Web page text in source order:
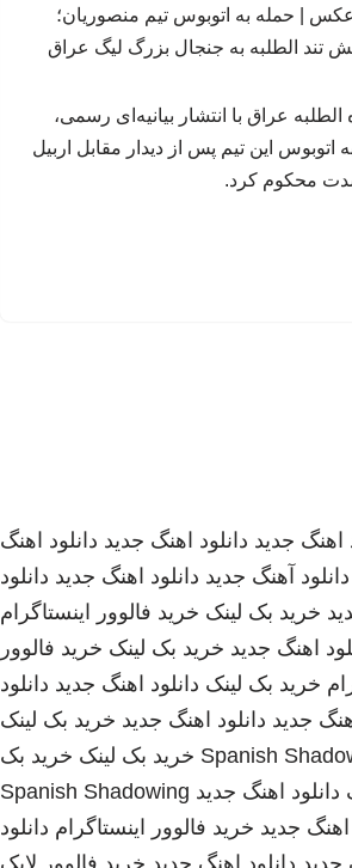
الطلبه عراق با انتشار بیانیه‌ای رسمی،
اتوبوس این تیم پس از دیدار مقابل اربیل
محکوم کرد.
اهنگ جدید دانلود اهنگ جدید دانلود اهنگ
دانلود آهنگ جدید دانلود اهنگ جدید دانلود
خرید بک لینک خرید فالوور اینستاگرام
اهنگ جدید خرید بک لینک خرید فالوور
خرید بک لینک دانلود اهنگ جدید دانلود
جدید دانلود اهنگ جدید خرید بک لینک
Spanish خرید بک لینک خرید بک
دانلود اهنگ جدید Spanish Shadowing
اهنگ جدید خرید فالوور اینستاگرام دانلود
جدید دانلود اهنگ جدید خرید فالوور لایک